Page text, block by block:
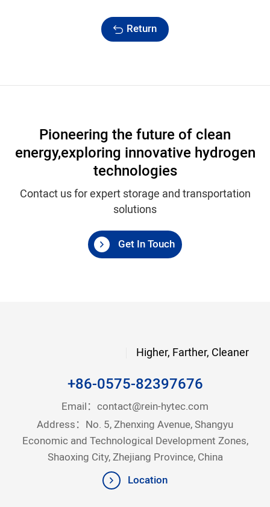
Return
Pioneering the future of clean
energy,exploring innovative hydrogen
technologies
Contact us for expert storage and transportation
solutions
Get In Touch
Higher, Farther, Cleaner
+86-0575-82397676
Email： contact@rein-hytec.com
Address：No. 5, Zhenxing Avenue, Shangyu
Economic and Technological Development Zones,
Shaoxing City, Zhejiang Province, China
Location